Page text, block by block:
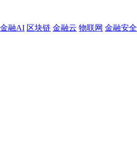
金融AI 区块链 金融云 物联网 金融安全